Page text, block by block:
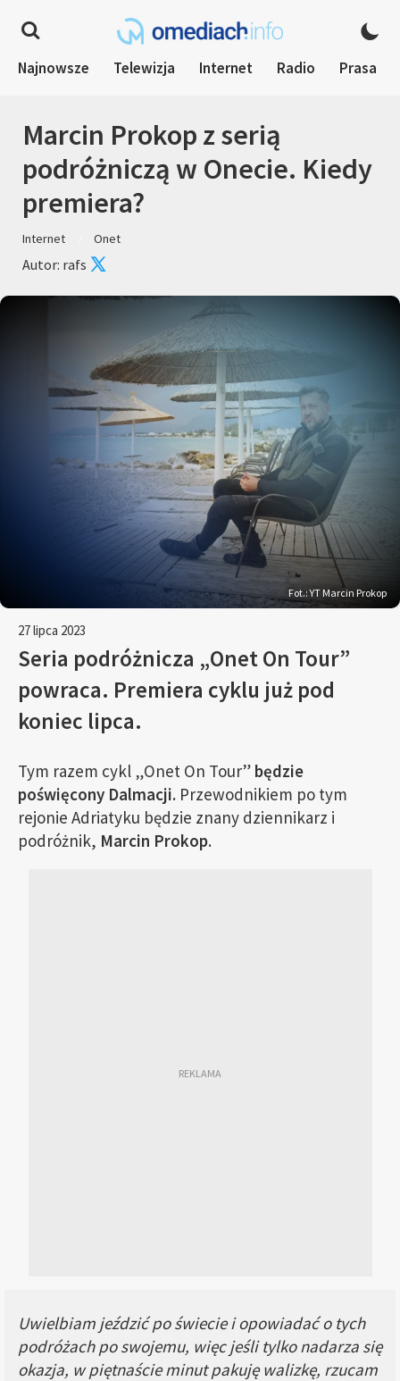
Najnowsze Telewizja Internet Radio Prasa
Marcin Prokop z serią
podróżniczą w Onecie. Kiedy
premiera?
Internet Onet
Autor: rafs
Fot.: YT Marcin Prokop
27 lipca 2023
Seria podróżnicza „Onet On Tour”
powraca. Premiera cyklu już pod
koniec lipca.
Tym razem cykl „Onet On Tour” będzie
poświęcony Dalmacji. Przewodnikiem po tym
rejonie Adriatyku będzie znany dziennikarz i
podróżnik, Marcin Prokop.
Uwielbiam jeździć po świecie i opowiadać o tych
podróżach po swojemu, więc jeśli tylko nadarza się
okazja, w piętnaście minut pakuję walizkę, rzucam